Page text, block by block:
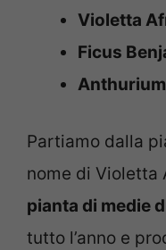
Violetta
Ficus
Anthurium
Partiamo dalla
nome di Violetta
pianta di medie
tutto l’anno e